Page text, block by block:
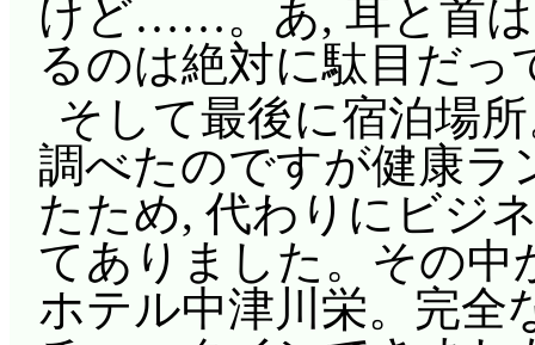
けど……。あ, 耳と首は
るのは絶対に駄目だ
そして最後に宿泊場
調べたのですが健康ラ
たため, 代わりにビジ
てありました。その中
ホテル中津川栄。完全